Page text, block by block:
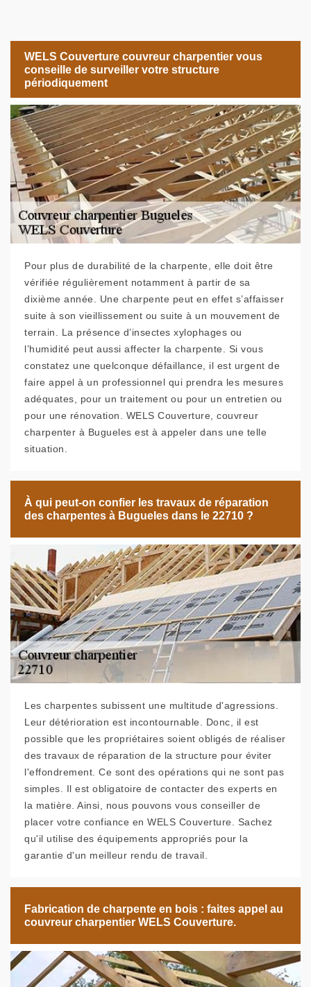
WELS Couverture couvreur charpentier vous
conseille de surveiller votre structure
périodiquement
Pour plus de durabilité de la charpente, elle doit être
vérifiée régulièrement notamment à partir de sa
dixième année. Une charpente peut en effet s’affaisser
suite à son vieillissement ou suite à un mouvement de
terrain. La présence d’insectes xylophages ou
l’humidité peut aussi affecter la charpente. Si vous
constatez une quelconque défaillance, il est urgent de
faire appel à un professionnel qui prendra les mesures
adéquates, pour un traitement ou pour un entretien ou
pour une rénovation. WELS Couverture, couvreur
charpenter à Bugueles est à appeler dans une telle
situation.
À qui peut-on confier les travaux de réparation
des charpentes à Bugueles dans le 22710 ?
Les charpentes subissent une multitude d'agressions.
Leur détérioration est incontournable. Donc, il est
possible que les propriétaires soient obligés de réaliser
des travaux de réparation de la structure pour éviter
l'effondrement. Ce sont des opérations qui ne sont pas
simples. Il est obligatoire de contacter des experts en
la matière. Ainsi, nous pouvons vous conseiller de
placer votre confiance en WELS Couverture. Sachez
qu'il utilise des équipements appropriés pour la
garantie d'un meilleur rendu de travail.
Fabrication de charpente en bois : faites appel au
couvreur charpentier WELS Couverture.